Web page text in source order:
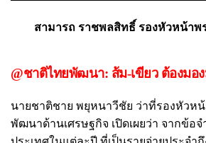
สามารถ ราชพลสิทธิ์ รองหัวหน้าพ
@ชาติไทยพัฒนา: ส้ม-เขียว ต้องมอ
นายชาติชาย พยุหนาวีชัย ว่าที่รองหัวห
พัฒนาด้านเศรษฐกิจ เปิดเผยว่า จากข้อ